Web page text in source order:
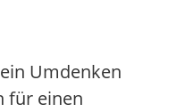
Umdenken
für einen